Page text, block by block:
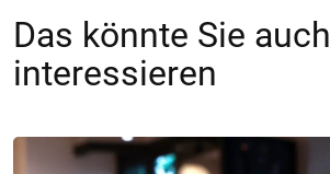
Das könnte Sie auch
interessieren